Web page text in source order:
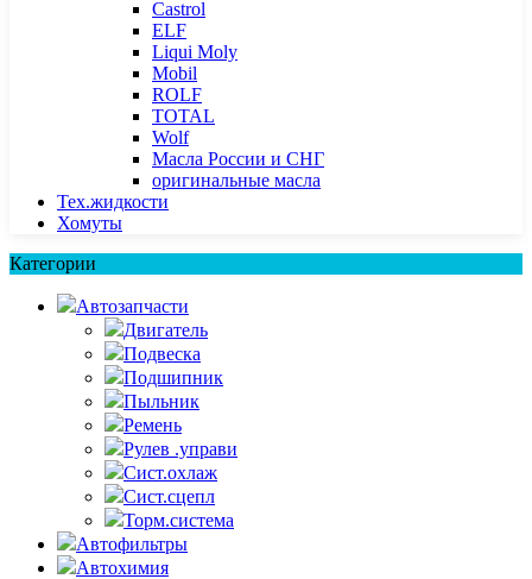
Castrol
ELF
Liqui Moly
Mobil
ROLF
TOTAL
Wolf
Масла России и СНГ
оригинальные масла
Тех.жидкости
Хомуты
Категории
Автозапчасти
Двигатель
Подвеска
Подшипник
Пыльник
Ремень
Рулев .управи
Сист.охлаж
Сист.сцепл
Торм.система
Автофильтры
Автохимия